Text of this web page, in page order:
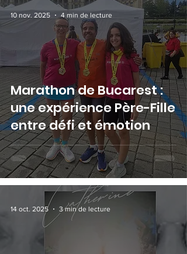
Marathon de Bucarest :
une expérience Père-Fille
entre défi et émotion
10 nov. 2025 4 min de lecture
14 oct. 2025 3 min de lecture